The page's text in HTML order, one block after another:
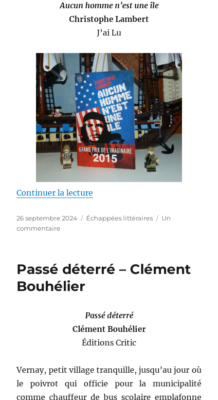
Aucun homme n’est une île
Christophe Lambert
J’ai Lu
Continuer la lecture
Publié
le
26 septembre 2024 Catégories
Échappées littéraires
Un
commentairesur
une
île
–
Passé déterré – Clément
Bouhélier
Passé déterré
Clément Bouhélier
Éditions Critic
Vernay, petit village tranquille, jusqu’au jour où
le poivrot qui officie pour la municipalité
comme chauffeur de bus scolaire emplafonne